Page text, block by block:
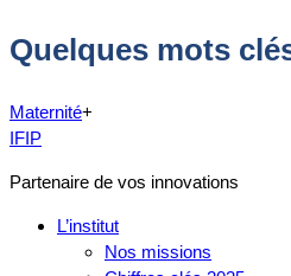
Quelques mots
Maternité+
IFIP
Partenaire de vos innovations
L’institut
Nos missions